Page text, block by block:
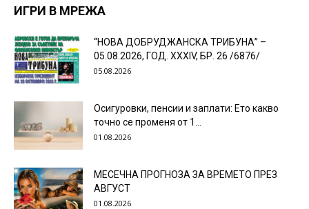
ИГРИ В МРЕЖА
“НОВА ДОБРУДЖАНСКА ТРИБУНА” –
05.08.2026, ГОД. XXХIV, БР. 26 /6876/
05.08.2026
Осигуровки, пенсии и заплати: Ето какво
точно се променя от 1...
01.08.2026
МЕСЕЧНА ПРОГНОЗА ЗА ВРЕМЕТО ПРЕЗ
АВГУСТ
01.08.2026